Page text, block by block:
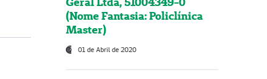
(Nome Fantasia: Policlínica
Master)
01 de Abril de 2020